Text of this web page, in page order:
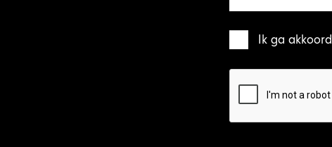
Ik ga akkoord